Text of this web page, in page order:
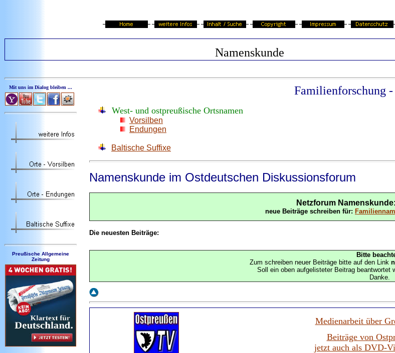
Namenskunde
Mit uns im Dialog bleiben ...
Preußische Allgemeine
Zeitung
Familienforschung -
West- und ostpreußische Ortsnamen
Vorsilben
Endungen
Baltische Suffixe
Namenskunde im Ostdeutschen Diskussionsforum
Netzforum Namenskunde:
neue Beiträge schreiben für:
Die neuesten Beiträge:
Bitte
Zum schreiben neuer Beiträge bitte auf den Link
Soll ein oben aufgelisteter Beitrag beantwortet
Danke.
Medienarbeit über
Beiträge von
jetzt auch als DVD-